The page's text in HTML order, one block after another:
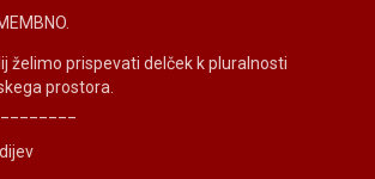
želimo prispevati delček k pluralnosti
prostora.